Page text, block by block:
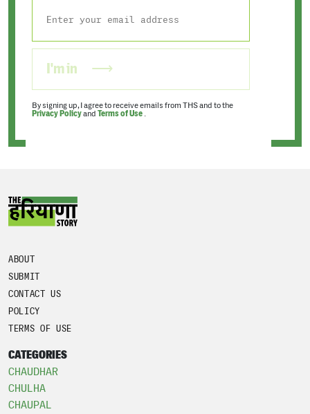
I'm in
By signing up, I agree to receive emails from THS and to the
Privacy Policyand Terms of Use .
ABOUT
SUBMIT
CONTACT US
POLICY
TERMS OF USE
CATEGORIES
CHAUDHAR
CHULHA
CHAUPAL